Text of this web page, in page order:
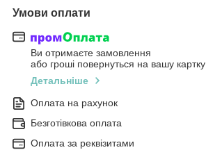
Умови оплати
Ви отримаєте замовлення
або гроші повернуться на вашу картку
Детальніше
Оплата на рахунок
Безготівкова оплата
Оплата за реквізитами